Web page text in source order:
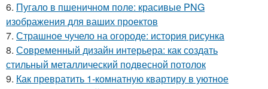
6. Пугало в пшеничном поле: красивые PNG
изображения для ваших проектов
7. Страшное чучело на огороде: история рисунка
8. Современный дизайн интерьера: как создать
стильный металлический подвесной потолок
9. Как превратить 1-комнатную квартиру в уютное